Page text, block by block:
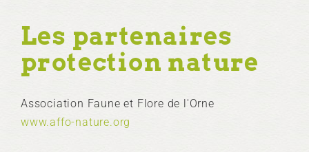
Les partenaires
protection nature
Association Faune et Flore de l'Orne
www.affo-nature.org